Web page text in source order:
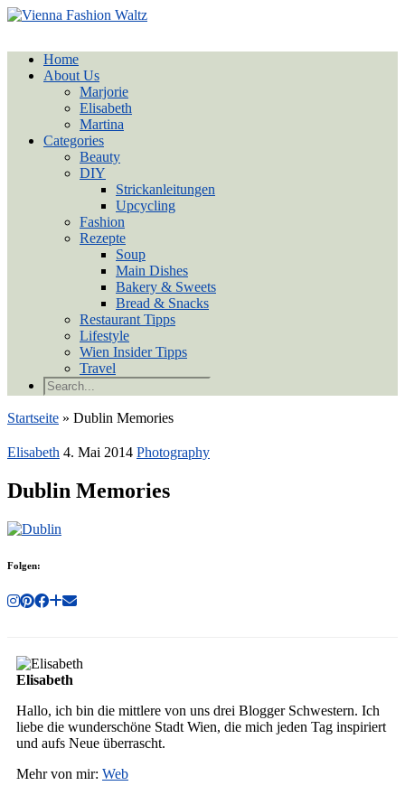
Home
About Us
Marjorie
Elisabeth
Martina
Categories
Beauty
DIY
Strickanleitungen
Upcycling
Fashion
Rezepte
Soup
Main Dishes
Bakery & Sweets
Bread & Snacks
Restaurant Tipps
Lifestyle
Wien Insider Tipps
Travel
Startseite » Dublin Memories
Elisabeth 4. Mai 2014 Photography
Dublin Memories
Folgen:
Elisabeth
Hallo, ich bin die mittlere von uns drei Blogger Schwestern. Ich
liebe die wunderschöne Stadt Wien, die mich jeden Tag inspiriert
und aufs Neue überrascht.
Mehr von mir: Web